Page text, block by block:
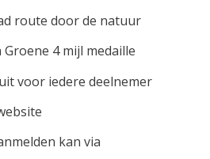
route door de natuur
4 mijl medaille
voor iedere deelnemer
kan via